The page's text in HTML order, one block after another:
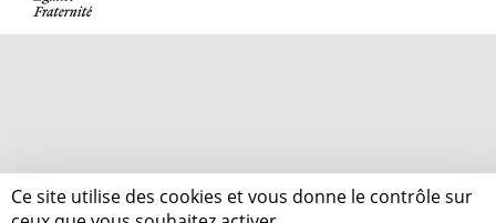
Ce site utilise des cookies et vous donne le contrôle sur